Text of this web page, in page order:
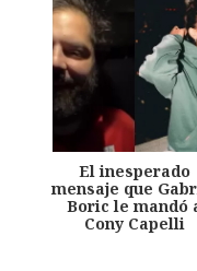
El inesperado
mensaje que
Boric le mandó
Cony Capelli